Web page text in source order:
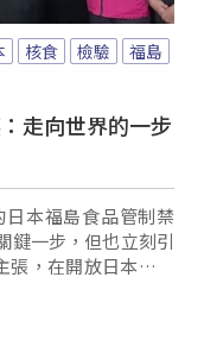
核食 檢驗
福島
走向世界的一步
本福島食品管制禁
鍵一步，但也立刻引
，在開放日本福島
...。